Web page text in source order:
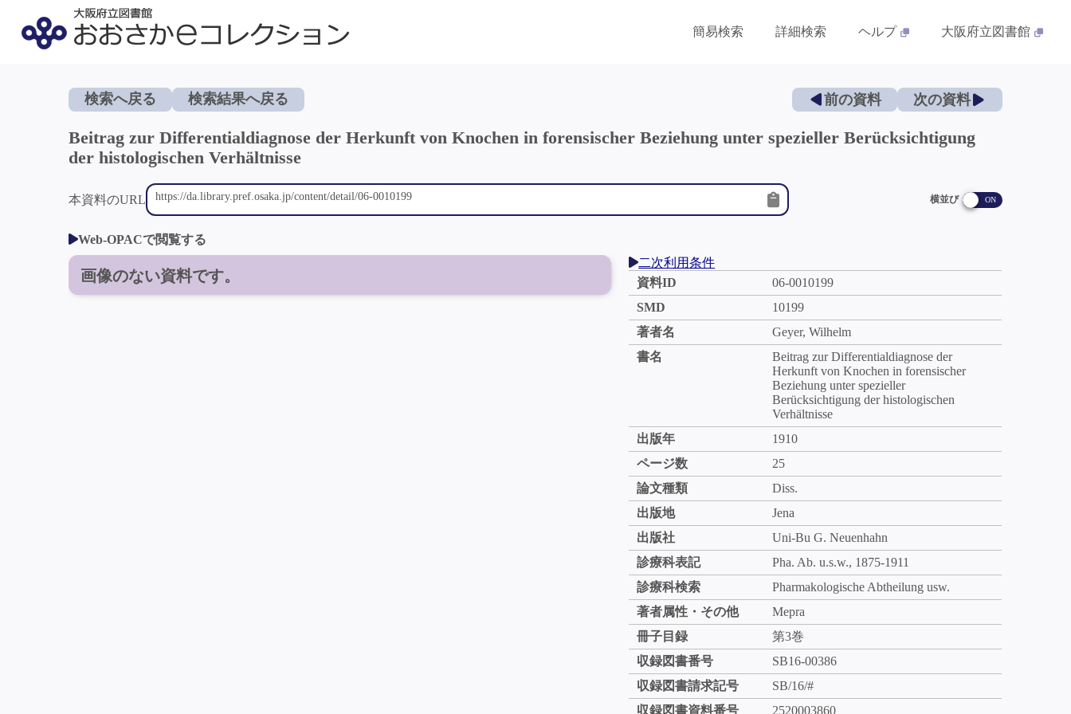
簡易検索 詳細検索 ヘルプ 大阪府立図書館
検索へ戻る 検索結果へ戻る 前の資料 次の資料
Beitrag zur Differentialdiagnose der Herkunft von Knochen in forensischer Beziehung unter spezieller Berücksichtigung
der histologischen Verhältnisse
本資料のURL 横並び
Web-OPACで閲覧する
画像のない資料です。
二次利用条件
資料ID
06-0010199
SMD
10199
著者名
Geyer, Wilhelm
書名
Beitrag zur Differentialdiagnose der
Herkunft von Knochen in forensischer
Beziehung unter spezieller
Berücksichtigung der histologischen
Verhältnisse
出版年
1910
ページ数
25
論文種類
Diss.
出版地
Jena
出版社
Uni-Bu G. Neuenhahn
診療科表記
Pha. Ab. u.s.w., 1875-1911
診療科検索
Pharmakologische Abtheilung usw.
著者属性・その他
Mepra
冊子目録
第3巻
収録図書番号
SB16-00386
収録図書請求記号
SB/16/#
収録図書資料番号
2520003860